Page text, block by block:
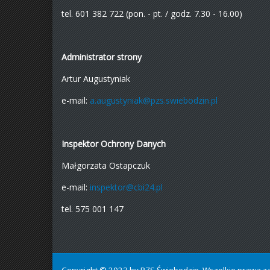
tel. 601 382 722 (pon. - pt. / godz. 7.30 - 16.00)
Administrator strony
Artur Augustyniak
e-mail: a.augustyniak@pzs.swiebodzin.pl
Inspektor Ochrony Danych
Małgorzata Ostapczuk
e-mail: inspektor@cbi24.pl
tel. 575 001 147